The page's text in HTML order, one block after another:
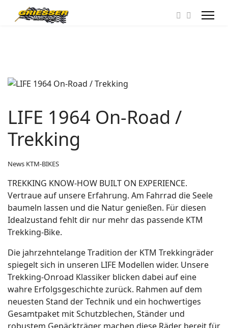
LIFE 1964 On-Road /
Trekking
News KTM-BIKES
TREKKING KNOW-HOW BUILT ON EXPERIENCE.
Vertraue auf unsere Erfahrung. Am Fahrrad die Seele
baumeln lassen und die Natur genießen. Für diesen
Idealzustand fehlt dir nur mehr das passende KTM
Trekking-Bike.
Die jahrzehntelange Tradition der KTM Trekkingräder
spiegelt sich in unseren LIFE Modellen wider. Unsere
Trekking-Onroad Klassiker blicken dabei auf eine
wahre Erfolgsgeschichte zurück. Rahmen auf dem
neuesten Stand der Technik und ein hochwertiges
Gesamtpaket mit Schutzblechen, Ständer und